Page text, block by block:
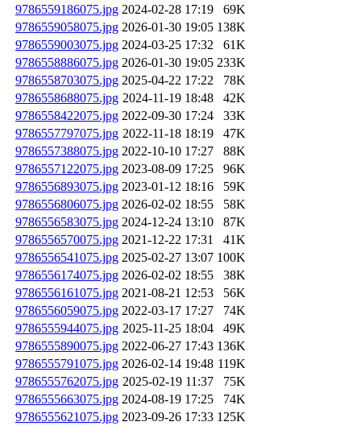
9786559186075.jpg 2024-02-28 17:19
69K
9786559058075.jpg 2026-01-30 19:05 138K
9786559003075.jpg 2024-03-25 17:32
61K
9786558886075.jpg 2026-01-30 19:05 233K
9786558703075.jpg 2025-04-22 17:22
78K
9786558688075.jpg 2024-11-19 18:48
42K
9786558422075.jpg 2022-09-30 17:24
33K
9786557797075.jpg 2022-11-18 18:19
47K
9786557388075.jpg 2022-10-10 17:27
88K
9786557122075.jpg 2023-08-09 17:25
96K
9786556893075.jpg 2023-01-12 18:16
59K
9786556806075.jpg 2026-02-02 18:55
58K
9786556583075.jpg 2024-12-24 13:10
87K
9786556570075.jpg 2021-12-22 17:31
41K
9786556541075.jpg 2025-02-27 13:07 100K
9786556174075.jpg 2026-02-02 18:55
38K
9786556161075.jpg 2021-08-21 12:53
56K
9786556059075.jpg 2022-03-17 17:27
74K
9786555944075.jpg 2025-11-25 18:04
49K
9786555890075.jpg 2022-06-27 17:43 136K
9786555791075.jpg 2026-02-14 19:48 119K
9786555762075.jpg 2025-02-19 11:37
75K
9786555663075.jpg 2024-08-19 17:25
74K
9786555621075.jpg 2023-09-26 17:33 125K